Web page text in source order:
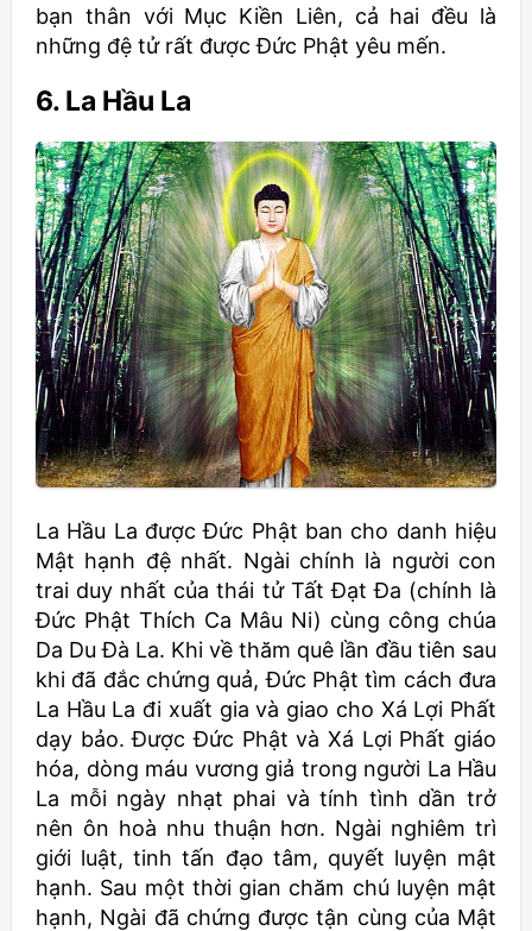
bạn thân với Mục Kiền Liên, cả hai đều là
những đệ tử rất được Đức Phật yêu mến.
6. La Hầu La
La Hầu La được Đức Phật ban cho danh hiệu
Mật hạnh đệ nhất. Ngài chính là người con
trai duy nhất của thái tử Tất Đạt Đa (chính là
Đức Phật Thích Ca Mâu Ni) cùng công chúa
Da Du Đà La. Khi về thăm quê lần đầu tiên sau
khi đã đắc chứng quả, Đức Phật tìm cách đưa
La Hầu La đi xuất gia và giao cho Xá Lợi Phất
dạy bảo. Được Đức Phật và Xá Lợi Phất giáo
hóa, dòng máu vương giả trong người La Hầu
La mỗi ngày nhạt phai và tính tình dần trở
nên ôn hoà nhu thuận hơn. Ngài nghiêm trì
giới luật, tinh tấn đạo tâm, quyết luyện mật
hạnh. Sau một thời gian chăm chú luyện mật
hạnh, Ngài đã chứng được tận cùng của Mật